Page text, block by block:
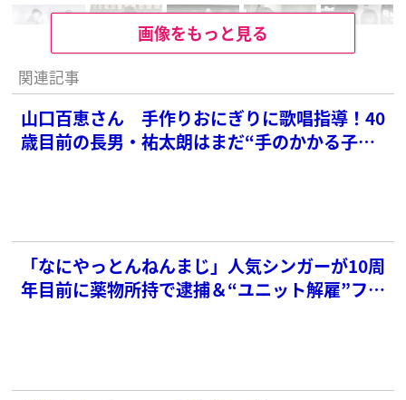
画像をもっと見る
関連記事
山口百恵さん 手作りおにぎりに歌唱指導！40
歳目前の長男・祐太朗はまだ“手のかかる子ど
「なにやっとんねんまじ」人気シンガーが10周
年目前に薬物所持で逮捕＆“ユニット解雇”ファ